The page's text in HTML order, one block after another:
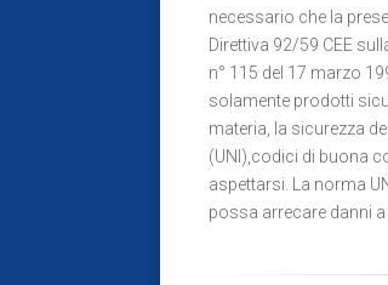
necessario che la
Direttiva 92/59 CEE
n° 115 del 17 marzo
solamente prodotti
materia, la sicurezza
(UNI),codici di buona
aspettarsi. La norma
possa arrecare danni